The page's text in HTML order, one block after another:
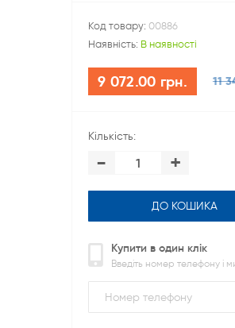
Код товару: 00886
Наявність: В наявності
9 072.00 грн. 11
Кількість:
- +
ДО КОШИКА
Купити в один клік
Введіть номер телефону і